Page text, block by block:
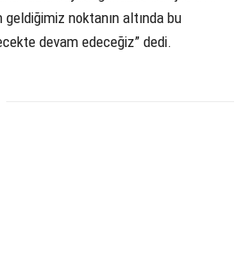
noktanın altında bu
devam edeceğiz” dedi.